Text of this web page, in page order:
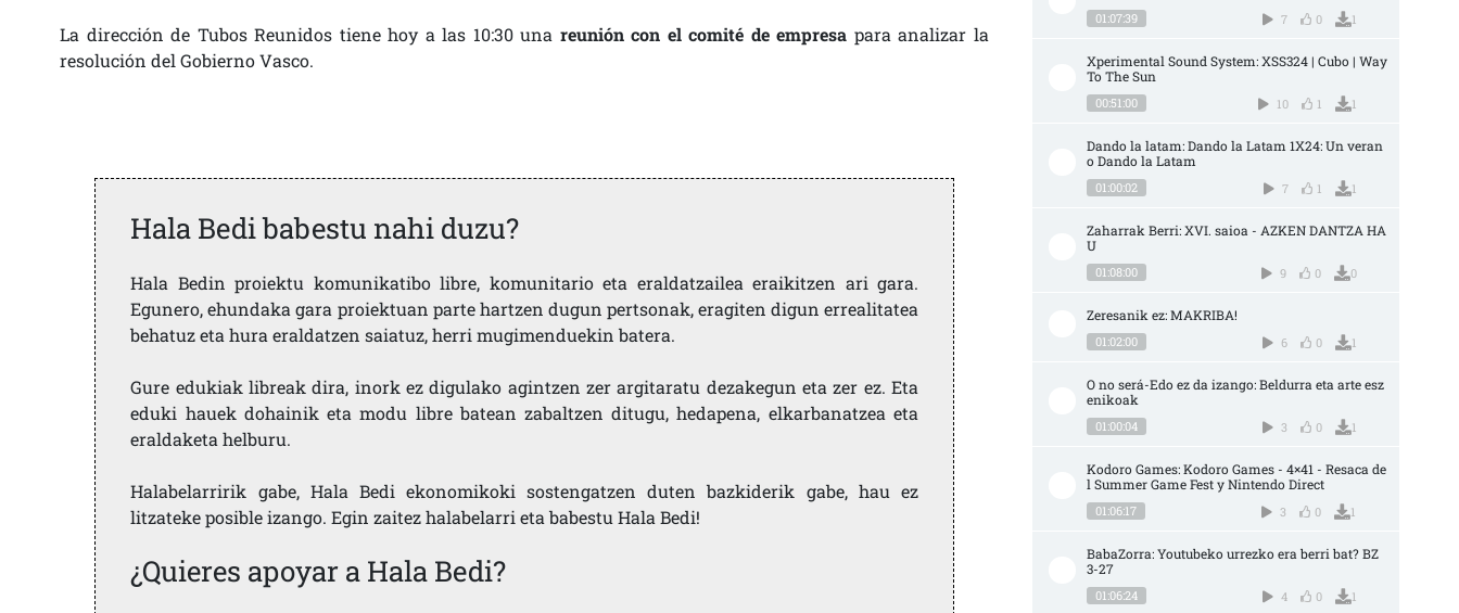
La dirección de Tubos Reunidos tiene hoy a las 10:30 una reunión con el comité de empresa para analizar la
resolución del Gobierno Vasco.
Hala Bedi babestu nahi duzu?
Hala Bedin proiektu komunikatibo libre, komunitario eta eraldatzailea eraikitzen ari gara.
Egunero, ehundaka gara proiektuan parte hartzen dugun pertsonak, eragiten digun errealitatea
behatuz eta hura eraldatzen saiatuz, herri mugimenduekin batera.
Gure edukiak libreak dira, inork ez digulako agintzen zer argitaratu dezakegun eta zer ez. Eta
eduki hauek dohainik eta modu libre batean zabaltzen ditugu, hedapena, elkarbanatzea eta
eraldaketa helburu.
Halabelarririk gabe, Hala Bedi ekonomikoki sostengatzen duten bazkiderik gabe, hau ez
litzateke posible izango. Egin zaitez halabelarri eta babestu Hala Bedi!
¿Quieres apoyar a Hala Bedi?
01:07:39 7 0 1
Xperimental Sound System: XSS324 | Cubo | Way
To The Sun
00:51:00 10 1 1
Dando la latam: Dando la Latam 1X24: Un veran
o Dando la Latam
01:00:02 7 1 1
Zaharrak Berri: XVI. saioa - AZKEN DANTZA HA
U
01:08:00 9 0 0
Zeresanik ez: MAKRIBA!
01:02:00 6 0 1
O no será-Edo ez da izango: Beldurra eta arte esz
enikoak
01:00:04 3 0 1
Kodoro Games: Kodoro Games - 4×41 - Resaca de
l Summer Game Fest y Nintendo Direct
01:06:17 3 0 1
BabaZorra: Youtubeko urrezko era berri bat? BZ
3-27
01:06:24 4 0 1